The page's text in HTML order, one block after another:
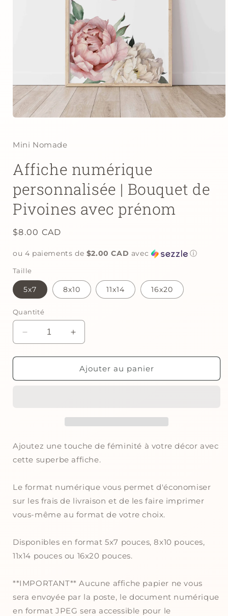
1
fenêtre
modale
Mini Nomade
Affiche numérique
personnalisée | Bouquet de
Pivoines avec prénom
Prix
$8.00 CAD
ou 4 paiements de $2.00 CAD avec ⓘ
Taille
5x7 8x10 11x14 16x20
Quantité
Réduire
la
quantité
Affiche
Pivoines
prénom
Augmenter
la
quantité
de
Affiche
Pivoines
prénom
Ajouter au panier
Ajoutez une touche de féminité à votre décor avec
cette superbe affiche.
Le format numérique vous permet d'économiser
sur les frais de livraison et de les faire imprimer
vous-même au format de votre choix.
Disponibles en format 5x7 pouces, 8x10 pouces,
11x14 pouces ou 16x20 pouces.
**IMPORTANT** Aucune affiche papier ne vous
sera envoyée par la poste, le document numérique
en format JPEG sera accessible pour le